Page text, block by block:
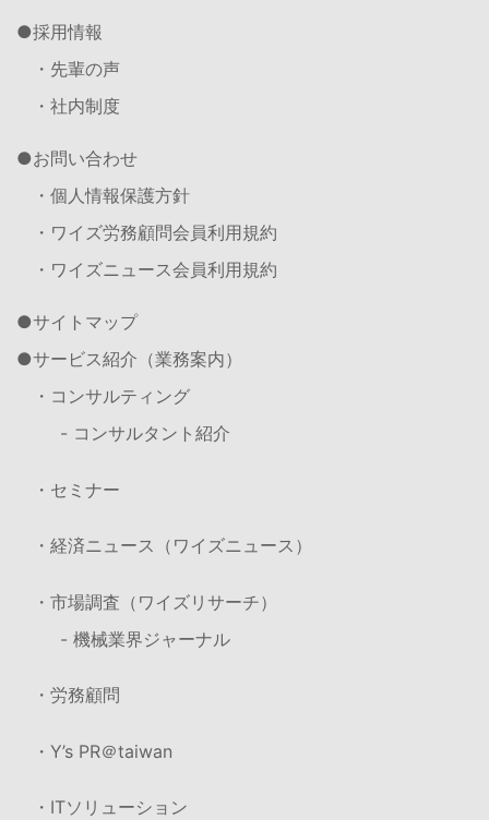
採用情報
・先輩の声
・社内制度
お問い合わせ
・個人情報保護方針
・ワイズ労務顧問会員利用規約
・ワイズニュース会員利用規約
サイトマップ
サービス紹介（業務案内）
・コンサルティング
- コンサルタント紹介
・セミナー
・経済ニュース（ワイズニュース）
・市場調査（ワイズリサーチ）
- 機械業界ジャーナル
・労務顧問
・Y’s PR＠taiwan
・ITソリューション